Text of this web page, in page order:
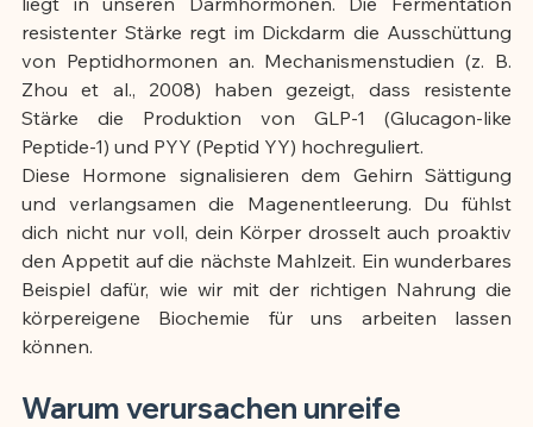
resistenter Stärke regt im Dickdarm die Ausschüttung
von Peptidhormonen an. Mechanismenstudien (z. B.
Zhou et al., 2008) haben gezeigt, dass resistente
Stärke die Produktion von GLP-1 (Glucagon-like
Peptide-1) und PYY (Peptid YY) hochreguliert.
Diese Hormone signalisieren dem Gehirn Sättigung
und verlangsamen die Magenentleerung. Du fühlst
dich nicht nur voll, dein Körper drosselt auch proaktiv
den Appetit auf die nächste Mahlzeit. Ein wunderbares
Beispiel dafür, wie wir mit der richtigen Nahrung die
körpereigene Biochemie für uns arbeiten lassen
können.
Warum verursachen unreife